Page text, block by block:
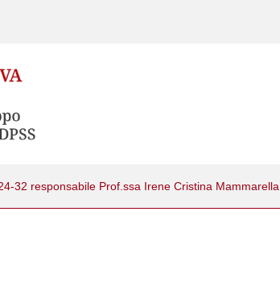
32 responsabile Prof.ssa Irene Cristina Mammarella